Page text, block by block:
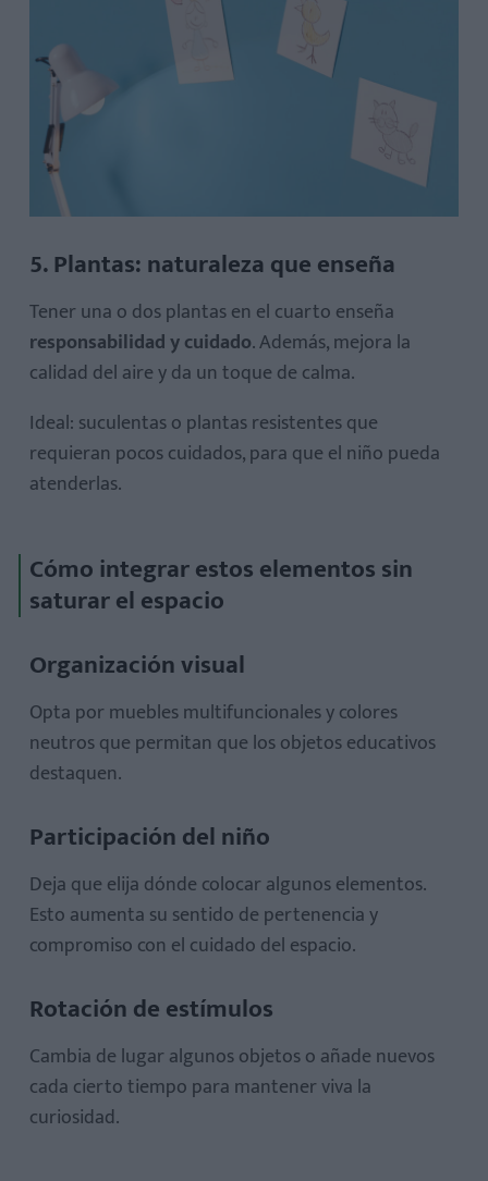
5. Plantas: naturaleza que enseña
Tener una o dos plantas en el cuarto enseña
responsabilidad y cuidado. Además, mejora la
calidad del aire y da un toque de calma.
Ideal: suculentas o plantas resistentes que
requieran pocos cuidados, para que el niño pueda
atenderlas.
Cómo integrar estos elementos sin
saturar el espacio
Organización visual
Opta por muebles multifuncionales y colores
neutros que permitan que los objetos educativos
destaquen.
Participación del niño
Deja que elija dónde colocar algunos elementos.
Esto aumenta su sentido de pertenencia y
compromiso con el cuidado del espacio.
Rotación de estímulos
Cambia de lugar algunos objetos o añade nuevos
cada cierto tiempo para mantener viva la
curiosidad.